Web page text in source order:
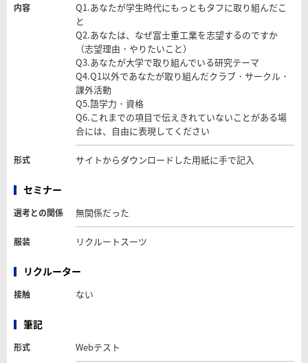
内容
Q1.あなたが学生時代にもっともタフに取り組んだこ
と
Q2.あなたは、なぜ富士重工業を志望するのですか
（志望理由・やりたいこと）
Q3.あなたが大学で取り組んでいる研究テーマ
Q4.Q1以外であなたが取り組んだクラブ・サークル・
課外活動
Q5.語学力・資格
Q6.これまでの項目で伝えきれていないことがある場
合には、自由に表現してください
形式 サイトからダウンロードした用紙に手で記入
セミナー
選考との関係 無関係だった
服装 リクルートスーツ
リクルーター
接触 ない
筆記
形式 Webテスト